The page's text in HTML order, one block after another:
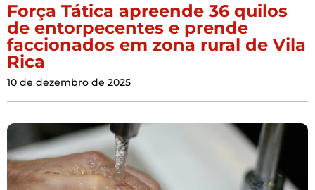
Força Tática apreende 36 quilos
de entorpecentes e prende
faccionados em zona rural de Vila
Rica
10 de dezembro de 2025